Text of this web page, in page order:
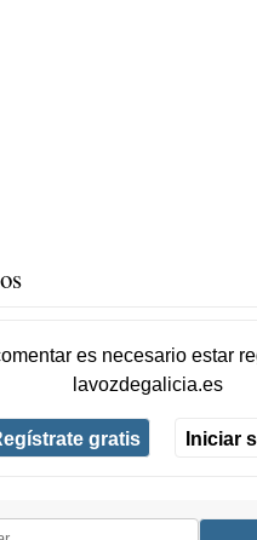
es necesario estar
lavozdegalicia.es
gratis Iniciar